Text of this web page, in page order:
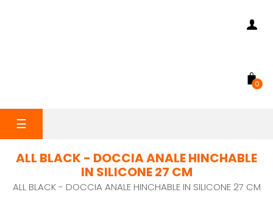
0
navigazione
☰
ALL BLACK - DOCCIA ANALE HINCHABLE
IN SILICONE 27 CM
ALL BLACK - DOCCIA ANALE HINCHABLE IN SILICONE 27 CM